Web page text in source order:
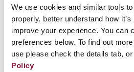
We use cookies and similar tools
properly, better understand how
improve your experience. You can
preferences below. To find out
use please check the details tab,
Policy
التواطؤ هذه في استمرار المخاطر
النووية وتقويض جهود نزع السلاح.